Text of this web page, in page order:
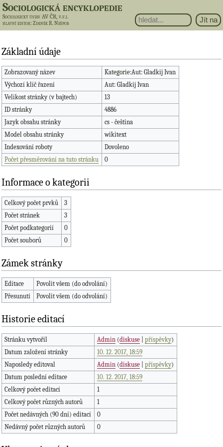
Sociologická encyklopedie
Sociologický ústav AV ČR, v.v.i.
hlavní editor: Zdeněk R. Nešpor
Základní údaje
Zobrazovaný název
Kategorie:Aut: Gladkij Ivan
Výchozí klíč řazení
Aut: Gladkij Ivan
Velikost stránky (v bajtech)
13
ID stránky
4886
Jazyk obsahu stránky
cs - čeština
Model obsahu stránky
wikitext
Indexování roboty
Dovoleno
Počet přesměrování na tuto stránku
0
Informace o kategorii
Celkový počet prvků
3
Počet stránek
3
Počet podkategorií
0
Počet souborů
0
Zámek stránky
Editace
Povolit všem (do odvolání)
Přesunutí
Povolit všem (do odvolání)
Historie editací
Stránku vytvořil Admin (diskuse |příspěvky)
Datum založení stránky
10. 12. 2017, 18:59
Naposledy editoval
Admin (diskuse |příspěvky)
Datum poslední editace
10. 12. 2017, 18:59
Celkový počet editací
1
Celkový počet různých autorů
1
Počet nedávných (90 dní) editací
0
Nedávný počet různých autorů
0